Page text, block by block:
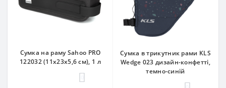
Сумка на раму Sahoo PRO
122032 (11x23x5,6 см), 1 л
Сумка в трикутник рами KLS
Wedge 023 дизайн-конфетті,
темно-синій